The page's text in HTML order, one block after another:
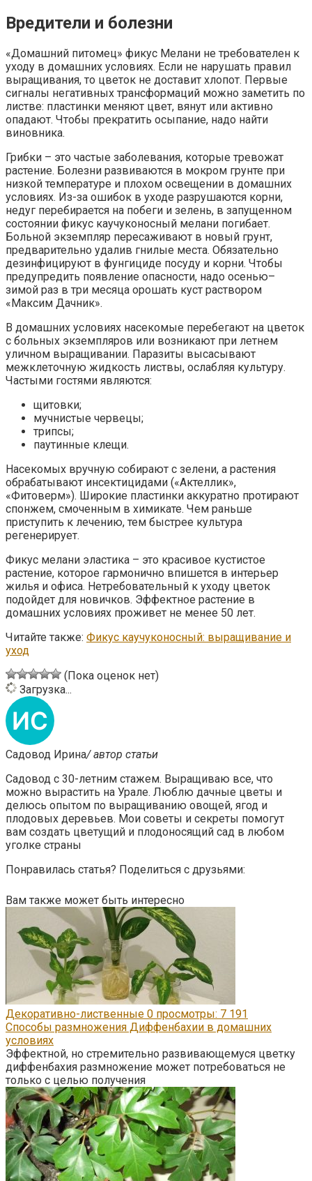
Вредители и болезни
«Домашний питомец» фикус Мелани не требователен к
уходу в домашних условиях. Если не нарушать правил
выращивания, то цветок не доставит хлопот. Первые
сигналы негативных трансформаций можно заметить по
листве: пластинки меняют цвет, вянут или активно
опадают. Чтобы прекратить осыпание, надо найти
виновника.
Грибки – это частые заболевания, которые тревожат
растение. Болезни развиваются в мокром грунте при
низкой температуре и плохом освещении в домашних
условиях. Из-за ошибок в уходе разрушаются корни,
недуг перебирается на побеги и зелень, в запущенном
состоянии фикус каучуконосный мелани погибает.
Больной экземпляр пересаживают в новый грунт,
предварительно удалив гнилые места. Обязательно
дезинфицируют в фунгициде посуду и корни. Чтобы
предупредить появление опасности, надо осенью–
зимой раз в три месяца орошать куст раствором
«Максим Дачник».
В домашних условиях насекомые перебегают на цветок
с больных экземпляров или возникают при летнем
уличном выращивании. Паразиты высасывают
межклеточную жидкость листвы, ослабляя культуру.
Частыми гостями являются:
щитовки;
мучнистые червецы;
трипсы;
паутинные клещи.
Насекомых вручную собирают с зелени, а растения
обрабатывают инсектицидами («Актеллик»,
«Фитоверм»). Широкие пластинки аккуратно протирают
спонжем, смоченным в химикате. Чем раньше
приступить к лечению, тем быстрее культура
регенерирует.
Фикус мелани эластика – это красивое кустистое
растение, которое гармонично впишется в интерьер
жилья и офиса. Нетребовательный к уходу цветок
подойдет для новичков. Эффектное растение в
домашних условиях проживет не менее 50 лет.
Читайте также: Фикус каучуконосный: выращивание и
уход
(Пока оценок нет)
Загрузка...
Садовод Ирина/ автор статьи
Садовод с 30-летним стажем. Выращиваю все, что
можно вырастить на Урале. Люблю дачные цветы и
делюсь опытом по выращиванию овощей, ягод и
плодовых деревьев. Мои советы и секреты помогут
вам создать цветущий и плодоносящий сад в любом
уголке страны
Понравилась статья? Поделиться с друзьями:
Вам также может быть интересно
Декоративно-лиственные 0 просмотры: 7 191
Способы размножения Диффенбахии в домашних
условиях
Эффектной, но стремительно развивающемуся цветку
диффенбахия размножение может потребоваться не
только с целью получения